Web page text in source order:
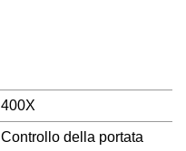
400X
Controllo della portata